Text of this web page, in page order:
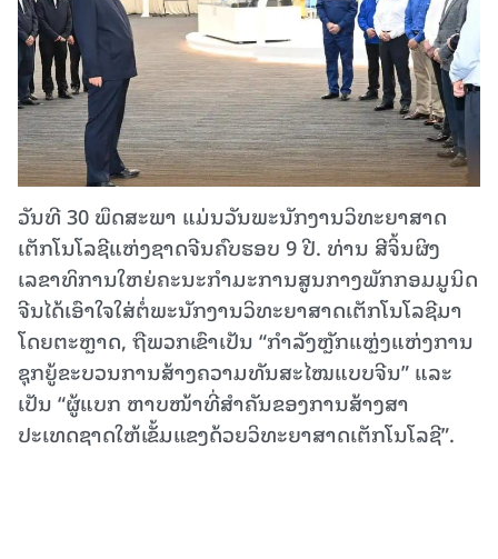
ວັນທີ 30 ພຶດສະພາ ແມ່ນວັນພະນັກງານວິທະຍາສາດ
ເຕັກໂນໂລຊີແຫ່ງຊາດຈີນຄົບຮອບ 9 ປີ. ທ່ານ ສີຈິ້ນຜິງ
ເລຂາທິການໃຫຍ່ຄະນະກຳມະການສູນກາງພັກກອມມູນິດ
ຈີນໄດ້ເອົາໃຈໃສ່ຕໍ່ພະນັກງານວິທະຍາສາດເຕັກໂນໂລຊີມາ
ໂດຍຕະຫຼາດ, ຖືພວກເຂົາເປັນ “ກຳລັງຫຼັກແຫຼ່ງແຫ່ງການ
ຊຸກຍູ້ຂະບວນການສ້າງຄວາມທັນສະໄໝແບບຈີນ” ແລະ
ເປັນ “ຜູ້ແບກ ຫາບໜ້າທີ່ສຳຄັນຂອງການສ້າງສາ
ປະເທດຊາດໃຫ້ເຂັ້ມແຂງດ້ວຍວິທະຍາສາດເຕັກໂນໂລຊີ”.